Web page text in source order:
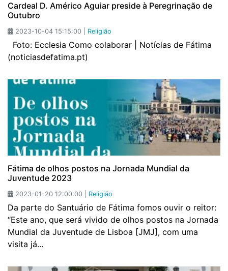
Cardeal D. Américo Aguiar preside à Peregrinação de
Outubro
2023-10-04 15:15:00 | Religião
Foto: Ecclesia Como colaborar | Notícias de Fátima
(noticiasdefatima.pt)
Fátima de olhos postos na Jornada Mundial da
Juventude 2023
2023-01-20 12:00:00 | Religião
Da parte do Santuário de Fátima fomos ouvir o reitor:
“Este ano, que será vivido de olhos postos na Jornada
Mundial da Juventude de Lisboa [JMJ], com uma
visita já...